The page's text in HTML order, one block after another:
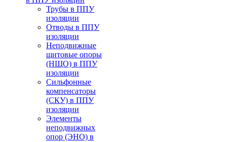
Трубы в ППУ
изоляции
Отводы в ППУ
изоляции
Неподвижные
щитовые опоры
(НЩО) в ППУ
изоляции
Cильфонные
компенсаторы
(СКУ) в ППУ
изоляции
Элементы
неподвижных
опор (ЭНО) в